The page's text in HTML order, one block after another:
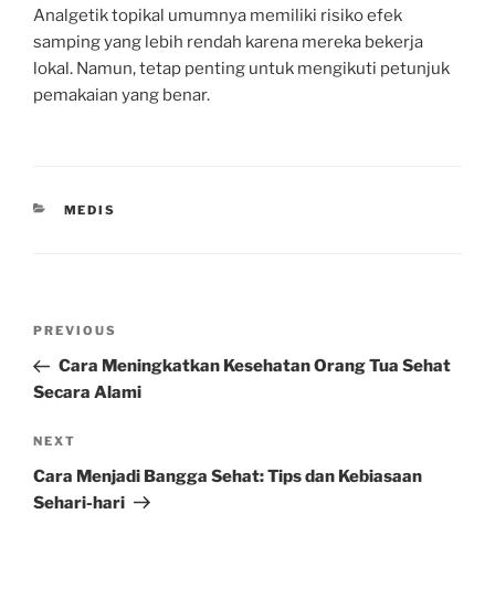
Analgetik topikal umumnya memiliki risiko efek
samping yang lebih rendah karena mereka bekerja
lokal. Namun, tetap penting untuk mengikuti petunjuk
pemakaian yang benar.
CATEGORIES
MEDIS
Previous
Post
PREVIOUS
Cara Meningkatkan Kesehatan Orang Tua Sehat
Secara Alami
Next
Post
NEXT
Cara Menjadi Bangga Sehat: Tips dan Kebiasaan
Sehari-hari